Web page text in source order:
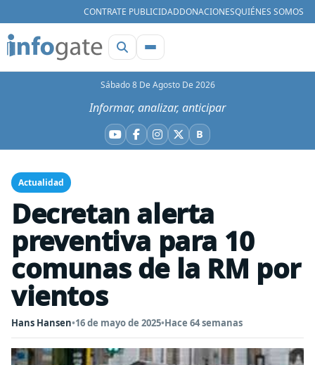
CONTRATE PUBLICIDADDONACIONESQUIÉNES SOMOS
Sábado 8 De Agosto De 2026
Informar, analizar, anticipar
YouTube
Facebook
Instagram
X BBluesky
Actualidad
Decretan alerta
preventiva para 10
comunas de la RM por
vientos
Hans Hansen•16 de mayo de 2025•Hace 64 semanas